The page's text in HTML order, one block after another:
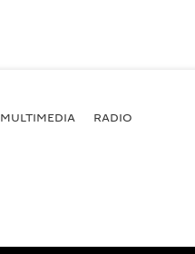
MULTIMEDIA RADIO